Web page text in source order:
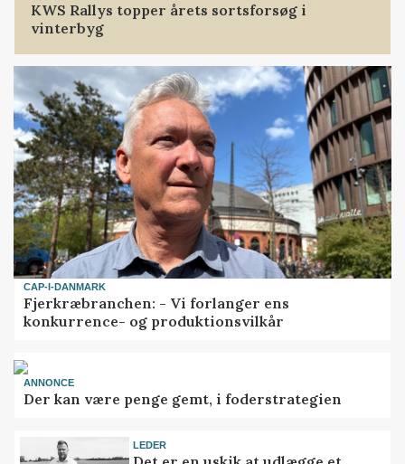
KWS Rallys topper årets sortsforsøg i
vinterbyg
CAP-I-DANMARK
Fjerkræbranchen: - Vi forlanger ens
konkurrence- og produktionsvilkår
ANNONCE
Der kan være penge gemt, i foderstrategien
LEDER